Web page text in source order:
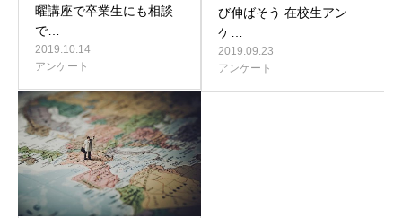
曜講座で卒業生にも相談
で…
2019.10.14
アンケート
び伸ばそう 在校生アン
ケ…
2019.09.23
アンケート